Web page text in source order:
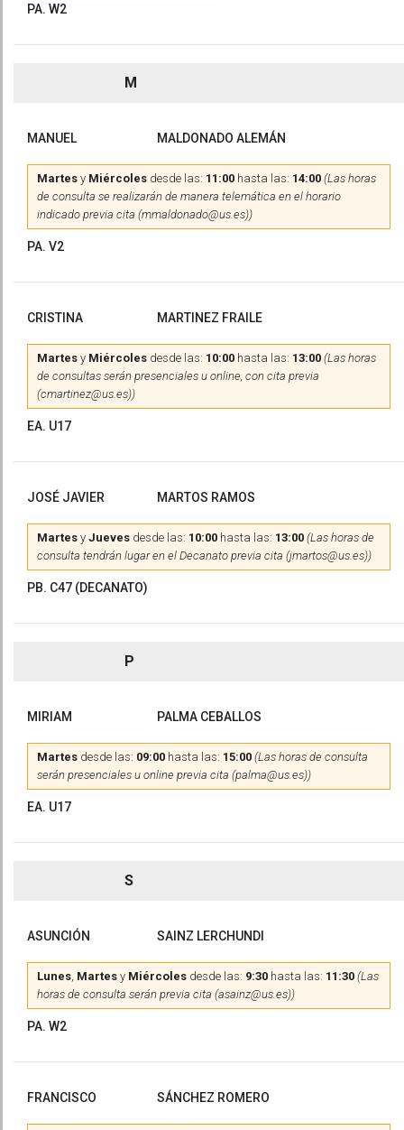
PA. W2
M
MANUEL MALDONADO ALEMÁN
Martes y Miércoles desde las: 11:00 hasta las: 14:00 (Las horas
de consulta se realizarán de manera telemática en el horario
indicado previa cita (mmaldonado@us.es))
PA. V2
CRISTINA MARTINEZ FRAILE
Martes y Miércoles desde las: 10:00 hasta las: 13:00 (Las horas
de consultas serán presenciales u online, con cita previa
(cmartinez@us.es))
EA. U17
JOSÉ JAVIER MARTOS RAMOS
Martes y Jueves desde las: 10:00 hasta las: 13:00 (Las horas de
consulta tendrán lugar en el Decanato previa cita (jmartos@us.es))
PB. C47 (DECANATO)
P
MIRIAM PALMA CEBALLOS
Martes desde las: 09:00 hasta las: 15:00 (Las horas de consulta
serán presenciales u online previa cita (palma@us.es))
EA. U17
S
ASUNCIÓN SAINZ LERCHUNDI
Lunes, Martes y Miércoles desde las: 9:30 hasta las: 11:30 (Las
horas de consulta serán previa cita (asainz@us.es))
PA. W2
FRANCISCO SÁNCHEZ ROMERO